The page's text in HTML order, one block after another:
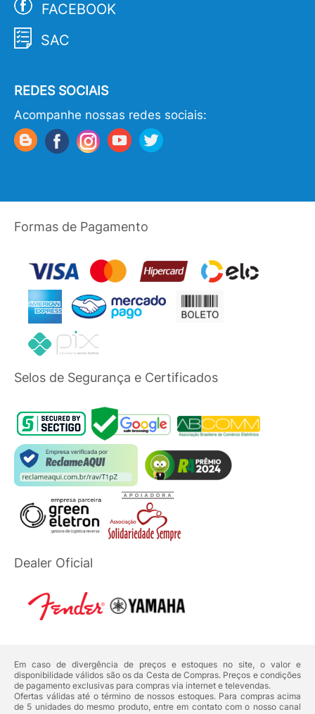
FACEBOOK
SAC
REDES SOCIAIS
Acompanhe nossas redes sociais:
Formas de Pagamento
Selos de Segurança e Certificados
Dealer Oficial
Em caso de divergência de preços e estoques no site, o valor e
disponibilidade válidos são os da Cesta de Compras. Preços e condições
de pagamento exclusivas para compras via internet e televendas.
Ofertas válidas até o término de nossos estoques. Para compras acima
de 5 unidades do mesmo produto, entre em contato com o nosso canal